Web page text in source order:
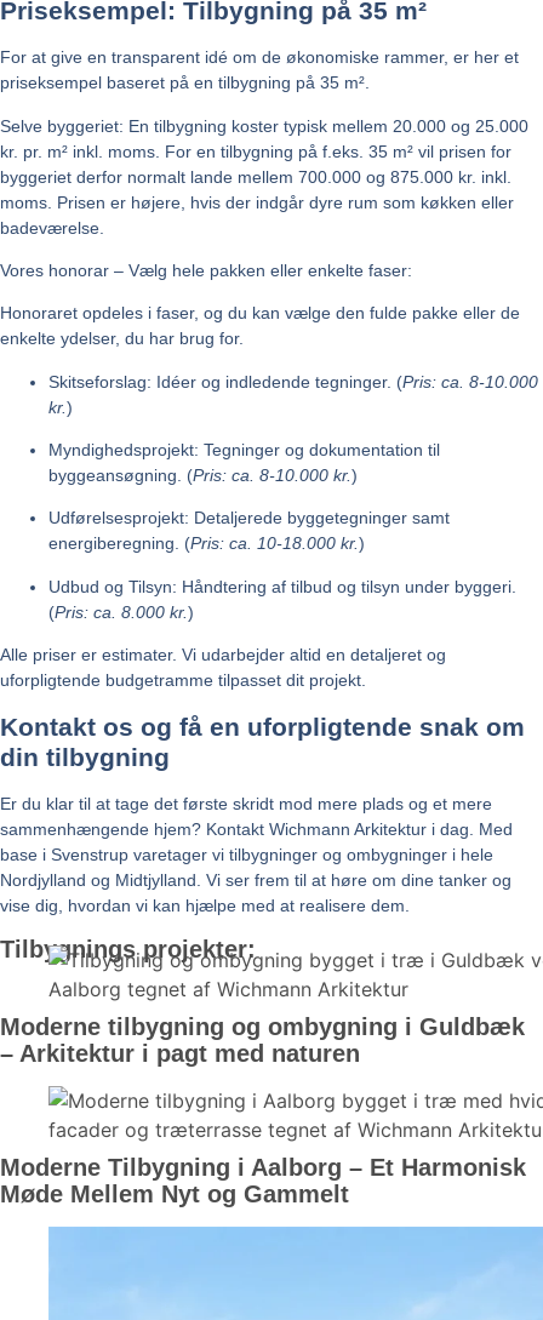
Priseksempel: Tilbygning på 35 m²
For at give en transparent idé om de økonomiske rammer, er her et
priseksempel baseret på en tilbygning på 35 m².
Selve byggeriet: En tilbygning koster typisk mellem 20.000 og 25.000
kr. pr. m² inkl. moms. For en tilbygning på f.eks. 35 m² vil prisen for
byggeriet derfor normalt lande mellem 700.000 og 875.000 kr. inkl.
moms. Prisen er højere, hvis der indgår dyre rum som køkken eller
badeværelse.
Vores honorar – Vælg hele pakken eller enkelte faser:
Honoraret opdeles i faser, og du kan vælge den fulde pakke eller de
enkelte ydelser, du har brug for.
Skitseforslag: Idéer og indledende tegninger. (Pris: ca. 8-10.000
kr.)
Myndighedsprojekt: Tegninger og dokumentation til
byggeansøgning. (Pris: ca. 8-10.000 kr.)
Udførelsesprojekt: Detaljerede byggetegninger samt
energiberegning. (Pris: ca. 10-18.000 kr.)
Udbud og Tilsyn: Håndtering af tilbud og tilsyn under byggeri.
(Pris: ca. 8.000 kr.)
Alle priser er estimater. Vi udarbejder altid en detaljeret og
uforpligtende budgetramme tilpasset dit projekt.
Kontakt os og få en uforpligtende snak om
din tilbygning
Er du klar til at tage det første skridt mod mere plads og et mere
sammenhængende hjem? Kontakt Wichmann Arkitektur i dag. Med
base i Svenstrup varetager vi tilbygninger og ombygninger i hele
Nordjylland og Midtjylland. Vi ser frem til at høre om dine tanker og
vise dig, hvordan vi kan hjælpe med at realisere dem.
Tilbygnings projekter:
Moderne tilbygning og ombygning i Guldbæk
– Arkitektur i pagt med naturen
Moderne Tilbygning i Aalborg – Et Harmonisk
Møde Mellem Nyt og Gammelt